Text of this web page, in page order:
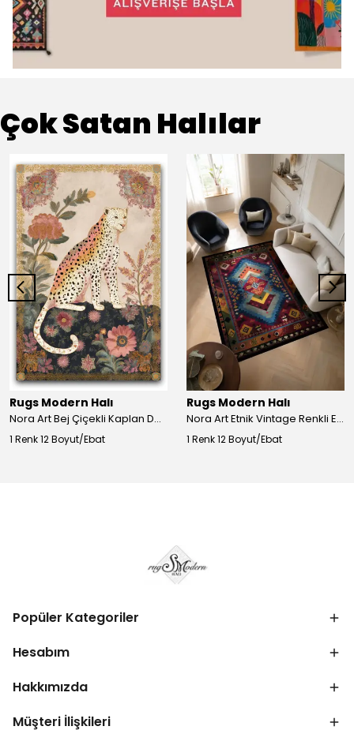
Çok Satan Halılar
Rugs Modern Halı
Nora Art Bej Çiçekli Kaplan Desenli Dokuma Taban Dekoratif Salon Halısı 61
1 Renk 12 Boyut/Ebat
Rugs Modern Halı
Nora Art Etnik Vintage Renkli Eskitme Dokuma Taban Dekoratif Salon Halısı 63
1 Renk 12 Boyut/Ebat
Popüler Kategoriler
Hesabım
Hakkımızda
Müşteri İlişkileri